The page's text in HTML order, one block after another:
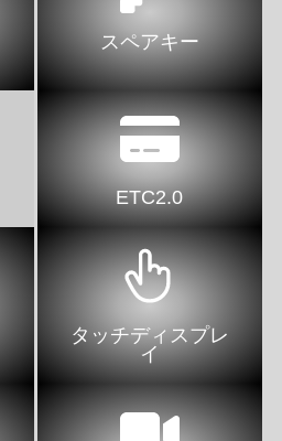
スペアキー
ETC2.0
タッチディスプレ
イ